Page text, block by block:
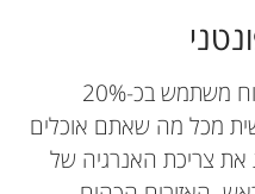
באופן מפתיע, בכל זמן נתון המוח משתמש בכ-20%
מכל מה שאתם אוכלים
את צריכת האנרגיה של